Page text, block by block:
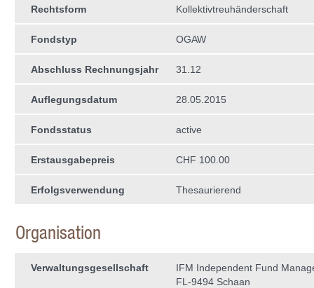
Rechtsform Kollektivtreuhän­derschaft
Fondstyp OGAW
Abschluss Rechnungsjahr 31.12
Auflegungsdatum 28.05.2015
Fondsstatus active
Erstausgabepreis CHF 100.00
Erfolgsverwendung Thesaurierend
Organisation
Verwaltungs­gesellschaft
IFM Independent Fund
FL-9494 Schaan